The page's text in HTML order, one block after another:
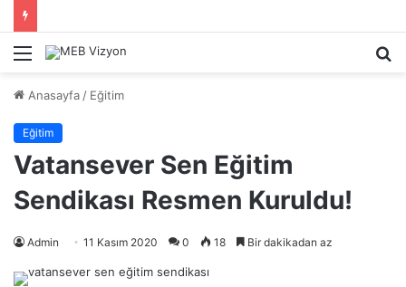
Menü
Anasayfa / Eğitim
Eğitim
Vatansever Sen Eğitim
Sendikası Resmen Kuruldu!
Admin 11 Kasım 2020 0 18 Bir dakikadan az